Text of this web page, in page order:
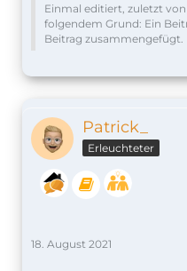
Einmal editiert, zuletzt von
folgendem Grund: Ein
Beitrag zusammengefügt.
Patrick_
Erleuchteter
18. August 2021